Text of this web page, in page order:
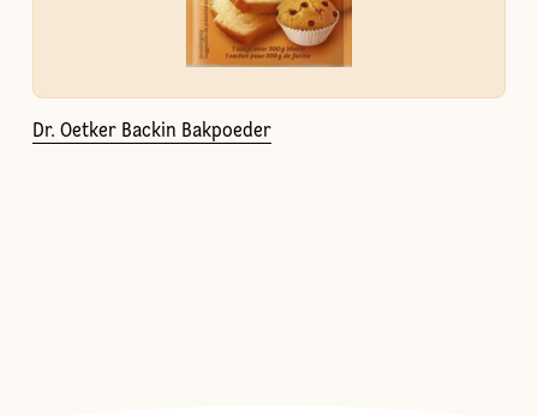
Dr. Oetker Backin Bakpoeder